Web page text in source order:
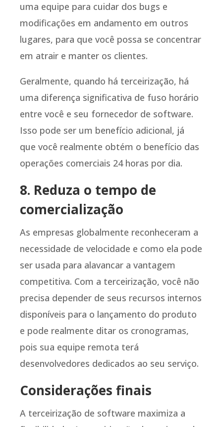
uma equipe para cuidar dos bugs e
modificações em andamento em outros
lugares, para que você possa se concentrar
em atrair e manter os clientes.
Geralmente, quando há terceirização, há
uma diferença significativa de fuso horário
entre você e seu fornecedor de software.
Isso pode ser um benefício adicional, já
que você realmente obtém o benefício das
operações comerciais 24 horas por dia.
8. Reduza o tempo de
comercialização
As empresas globalmente reconheceram a
necessidade de velocidade e como ela pode
ser usada para alavancar a vantagem
competitiva. Com a terceirização, você não
precisa depender de seus recursos internos
disponíveis para o lançamento do produto
e pode realmente ditar os cronogramas,
pois sua equipe remota terá
desenvolvedores dedicados ao seu serviço.
Considerações finais
A terceirização de software maximiza a